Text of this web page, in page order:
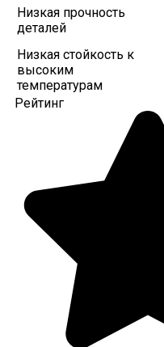
Низкая прочность
деталей
Низкая стойкость к
высоким
температурам
Рейтинг